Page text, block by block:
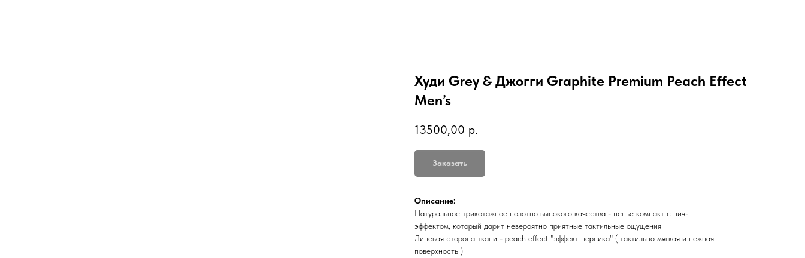
Худи Grey & Джогги Graphite Premium Peach Effect
Men’s
13500,00 р.
Заказать
Описание:
Натуральное трикотажное полотно высокого качества - пенье компакт с пич-
эффектом, который дарит невероятно приятные тактильные ощущения
Лицевая сторона ткани - peach effect "эффект персика" ( тактильно мягкая и нежная
поверхность )